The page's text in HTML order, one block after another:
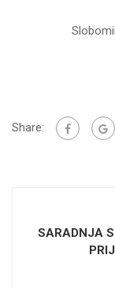
Share:
SARADNJA